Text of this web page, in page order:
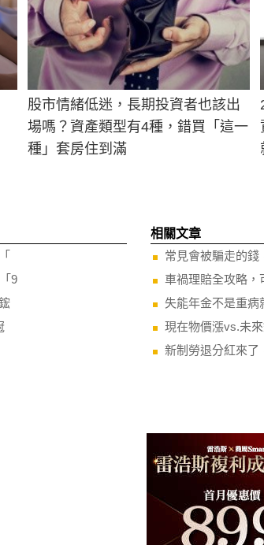
股市情緒低迷，長期投資者也該出
場嗎？資產類型有4種，錯買「這一
種」套房住到滿
9
相關文章
常見會被騙走的錢
車禍理賠全攻略，
失能年金不是重病
現在物價漲vs.未
新制勞退分紅來了